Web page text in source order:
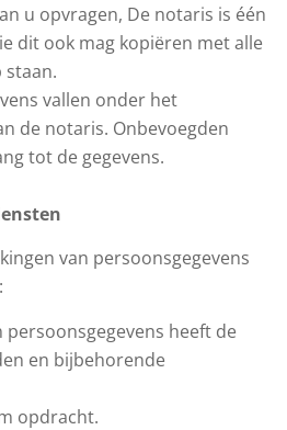
u opvragen, De notaris is één
dit ook mag kopiëren met alle
staan.
vallen onder het
de notaris. Onbevoegden
tot de gegevens.
van persoonsgegevens
persoonsgegevens heeft de
en bijbehorende
opdracht.